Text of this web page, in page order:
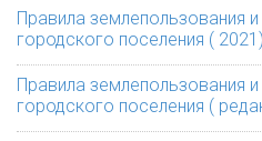
Правила землепользования
городского поселения ( 2021)
Правила землепользования
городского поселения (